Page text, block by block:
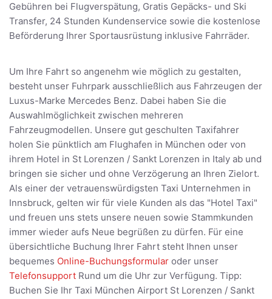
Gebühren bei Flugverspätung, Gratis Gepäcks- und Ski
Transfer, 24 Stunden Kundenservice sowie die kostenlose
Beförderung Ihrer Sportausrüstung inklusive Fahrräder.
Um Ihre Fahrt so angenehm wie möglich zu gestalten,
besteht unser Fuhrpark ausschließlich aus Fahrzeugen der
Luxus-Marke Mercedes Benz. Dabei haben Sie die
Auswahlmöglichkeit zwischen mehreren
Fahrzeugmodellen. Unsere gut geschulten Taxifahrer
holen Sie pünktlich am Flughafen in München oder von
ihrem Hotel in St Lorenzen / Sankt Lorenzen in Italy ab und
bringen sie sicher und ohne Verzögerung an Ihren Zielort.
Als einer der vetrauenswürdigsten Taxi Unternehmen in
Innsbruck, gelten wir für viele Kunden als das "Hotel Taxi"
und freuen uns stets unsere neuen sowie Stammkunden
immer wieder aufs Neue begrüßen zu dürfen. Für eine
übersichtliche Buchung Ihrer Fahrt steht Ihnen unser
bequemes Online-Buchungsformular oder unser
Telefonsupport Rund um die Uhr zur Verfügung. Tipp:
Buchen Sie Ihr Taxi München Airport St Lorenzen / Sankt